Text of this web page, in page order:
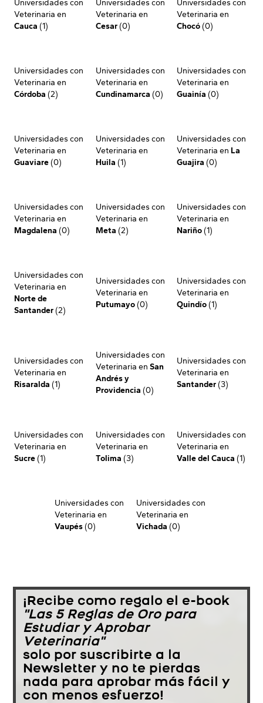
Universidades con
Veterinaria en
Cauca (1)
Universidades con
Veterinaria en
Cesar(0)
Universidades con
Veterinaria en
Chocó(0)
Universidades con
Veterinaria en
Córdoba (2)
Universidades con
Veterinaria en
Cundinamarca (0)
Universidades con
Veterinaria en
Guainía (0)
Universidades con
Veterinaria en
Guaviare(0)
Universidades con
Veterinaria en
Huila (1)
Universidades con
Veterinaria en La
Guajira (0)
Universidades con
Veterinaria en
Magdalena (0)
Universidades con
Veterinaria en
Meta (2)
Universidades con
Veterinaria en
Nariño(1)
Universidades con
Veterinaria en
Norte de
Santander(2)
Universidades con
Veterinaria en
Putumayo(0)
Universidades con
Veterinaria en
Quindío(1)
Universidades con
Veterinaria en
Risaralda (1)
Universidades con
Veterinaria en San
Andrés y
Providencia (0)
Universidades con
Veterinaria en
Santander(3)
Universidades con
Veterinaria en
Sucre(1)
Universidades con
Veterinaria en
Tolima (3)
Universidades con
Veterinaria en
Valle del Cauca (1)
Universidades con
Veterinaria en
Vaupés(0)
Universidades con
Veterinaria en
Vichada (0)
¡Recibe como regalo el e-book
"Las 5 Reglas de Oro para
Estudiar y Aprobar
Veterinaria"
solo por suscribirte a la
Newsletter y no te pierdas
nada para aprobar más fácil y
con menos esfuerzo!